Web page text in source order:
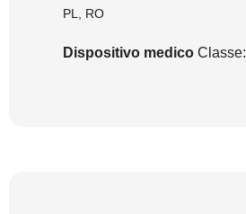
PL, RO
Dispositivo medico Classe: